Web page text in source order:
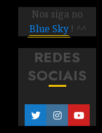
Nos siga no
Blue Sky ! ^^
REDES
SOCIAIS